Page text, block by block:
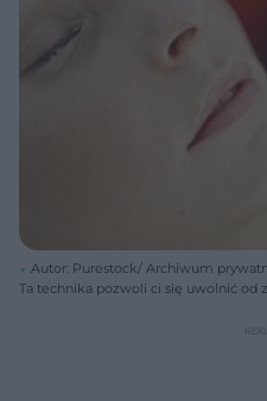
Autor: Purestock/ Archiwum
Ta technika pozwoli ci się uwolnić od